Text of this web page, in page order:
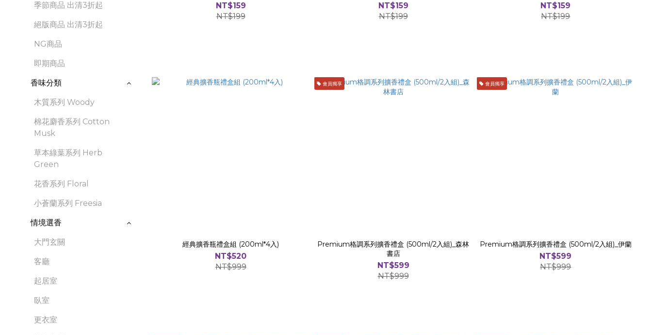
季節商品 出清3折起
絕版商品 出清3折起
NG商品
即期商品
香味分類
木質系列 Woody
棉花麝香系列 Cotton
Musk
草本綠葉系列 Herb
Green
花香系列 Floral
小蒼蘭系列 Freesia
情境選香
大門玄關
客廳
起居室
臥室
更衣室
NT$159
NT$199
NT$159
NT$199
NT$159
NT$199
經典擴香瓶禮盒組 (200ml*4入)
NT$520
NT$999
會員獨享
Premium格調系列擴香禮盒 (500ml/2入組)_森林
書店
NT$599
NT$999
會員獨享
Premium格調系列擴香禮盒 (500ml/2入組)_伊蘭
NT$599
NT$999